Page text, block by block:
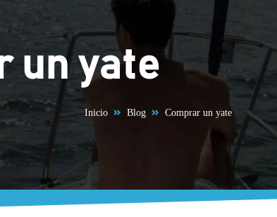
un yate
Inicio Blog Comprar un yate